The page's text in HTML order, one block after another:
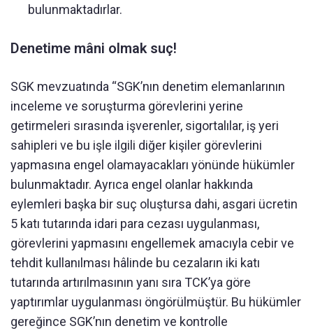
bulunmaktadırlar.
Denetime mâni olmak suç!
SGK mevzuatında “SGK’nın denetim elemanlarının
inceleme ve soruşturma görevlerini yerine
getirmeleri sırasında işverenler, sigortalılar, iş yeri
sahipleri ve bu işle ilgili diğer kişiler görevlerini
yapmasına engel olamayacakları yönünde hükümler
bulunmaktadır. Ayrıca engel olanlar hakkında
eylemleri başka bir suç oluştursa dahi, asgari ücretin
5 katı tutarında idari para cezası uygulanması,
görevlerini yapmasını engellemek amacıyla cebir ve
tehdit kullanılması hâlinde bu cezaların iki katı
tutarında artırılmasının yanı sıra TCK’ya göre
yaptırımlar uygulanması öngörülmüştür. Bu hükümler
gereğince SGK’nın denetim ve kontrolle